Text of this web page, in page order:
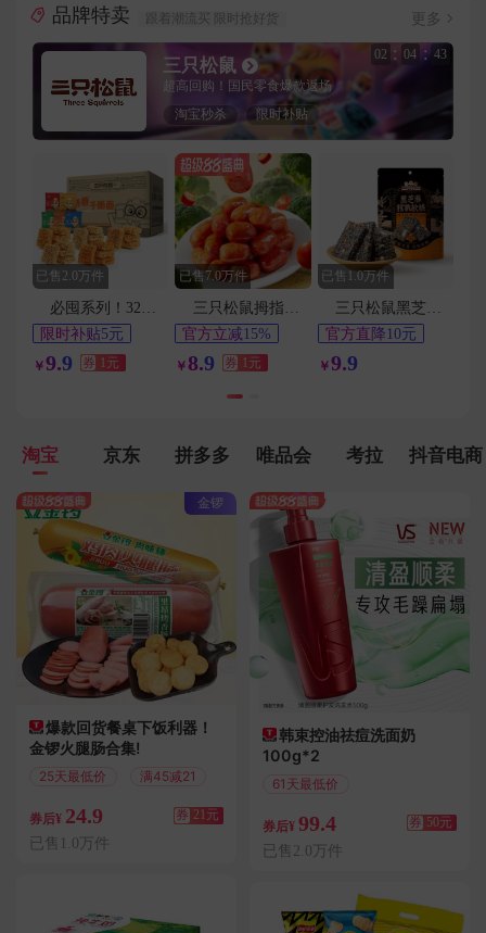
用户138****3832在5分钟前下单成功
用户144****3893在3分钟前下单成功
用户189****9485在2分钟前下单成功
用户130****6923在9分钟前下单成功
用户138****3029在1分钟前下单成功
用户150****9597在6分钟前下单成功
用户184****6457在7分钟前下单成功
用户132****9425在5分钟前下单成功
品牌特卖 跟着潮流买 限时抢好货 更多
三只松鼠
超高回购！国民零食爆款返场
淘宝秒杀
限时补贴
02 : 04 : 40
已售2.0万件
必囤系列！32包！三只松鼠蟹黄干脆面a2
限时补贴5元
42天最低价
￥9.9 券 1元
已售7.0万件
三只松鼠拇指小肉肠20包
官方立减15%
1元
￥ 8.9 券 1元
已售1.0万件
三只松鼠黑芝麻核桃软糕210g
官方直降10元
淘金币频道抵扣
￥9.9
淘宝 京东 拼多多 唯品会 考拉 抖音电商
金锣
爆款回货餐桌下饭利器！
金锣火腿肠合集!
25天最低价 满45减21
券后¥ 24.9 券 21元
已售1.0万件
韩束控油祛痘洗面奶
100g*2
61天最低价
券后¥ 99.4 券 50元
已售2.0万件